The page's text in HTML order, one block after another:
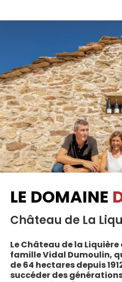
LE DOMAINE
Château de La
Le Château de la
famille Vidal Dumoulin,
de 64 hectares depuis
succéder des